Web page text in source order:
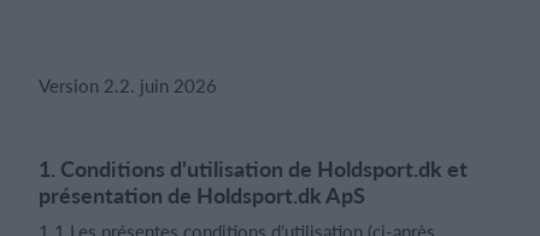
Boutique en ligne
Français
Version 2.2. juin 2026
1. Conditions d'utilisation de Holdsport.dk et
présentation de Holdsport.dk ApS
1.1 Les présentes conditions d'utilisation (ci-après